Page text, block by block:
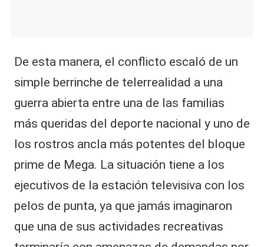
De esta manera, el conflicto escaló de un
simple berrinche de telerrealidad a una
guerra abierta entre una de las familias
más queridas del deporte nacional y uno de
los rostros ancla más potentes del bloque
prime de Mega. La situación tiene a los
ejecutivos de la estación televisiva con los
pelos de punta, ya que jamás imaginaron
que una de sus actividades recreativas